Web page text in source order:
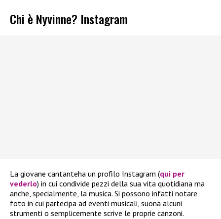
Chi è Nyvinne? Instagram
La giovane cantanteha un profilo Instagram (qui per
vederlo) in cui condivide pezzi della sua vita quotidiana ma
anche, specialmente, la musica. Si possono infatti notare
foto in cui partecipa ad eventi musicali, suona alcuni
strumenti o semplicemente scrive le proprie canzoni.